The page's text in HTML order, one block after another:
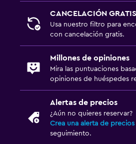
CANCELACIÓN GRATIS
Usa nuestro filtro para
con cancelación gratis.
Millones de opiniones
Mira las puntuaciones
opiniones de huéspedes
Alertas de precios
¿Aún no quieres reservar?
Crea una alerta de precios
seguimiento.